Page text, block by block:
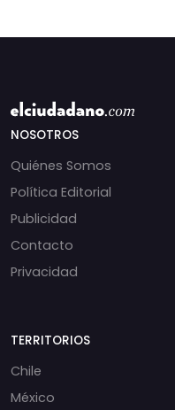
NOSOTROS
Quiénes Somos
Política Editorial
Publicidad
Contacto
Privacidad
TERRITORIOS
Chile
México